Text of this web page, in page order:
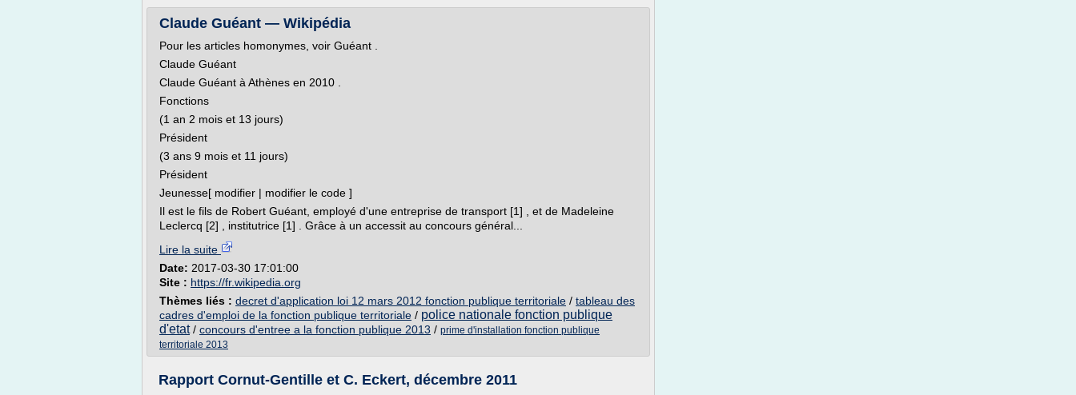
Claude Guéant — Wikipédia
Pour les articles homonymes, voir Guéant .
Claude Guéant
Claude Guéant à Athènes en 2010 .
Fonctions
(1 an 2 mois et 13 jours)
Président
(3 ans 9 mois et 11 jours)
Président
Jeunesse[ modifier | modifier le code ]
Il est le fils de Robert Guéant, employé d'une entreprise de transport [1] , et de Madeleine
Leclercq [2] , institutrice [1] . Grâce à un accessit au concours général...
Lire la suite
Date: 2017-03-30 17:01:00
Site : https://fr.wikipedia.org
Thèmes liés : decret d'application loi 12 mars 2012 fonction publique territoriale / tableau des
cadres d'emploi de la fonction publique territoriale / police nationale fonction publique
d'etat/ concours d'entree a la fonction publique 2013 / prime d'installation fonction publique
territoriale 2013
Rapport Cornut-Gentille et C. Eckert, décembre 2011